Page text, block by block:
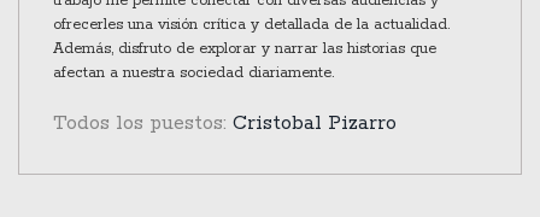
ofrecerles una visión crítica y detallada de la actualidad.
Además, disfruto de explorar y narrar las historias que
afectan a nuestra sociedad diariamente.
Todos los puestos: Cristobal Pizarro